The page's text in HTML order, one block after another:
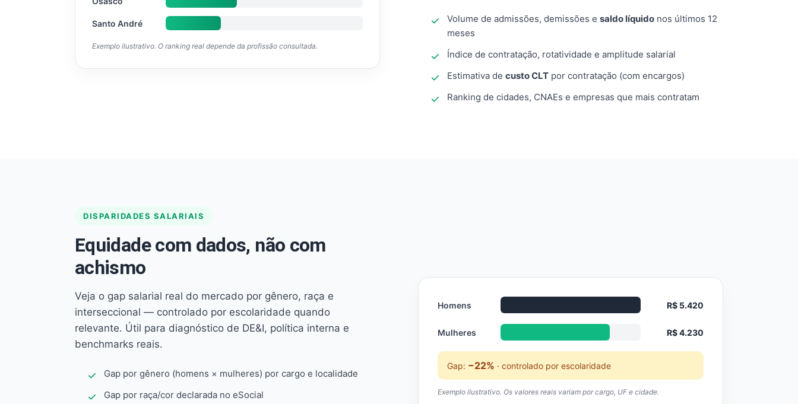
Volume de admissões, demissões e saldo líquido nos últimos 12
meses
Índice de contratação, rotatividade e amplitude salarial
Estimativa de custo CLT por contratação (com encargos)
Ranking de cidades, CNAEs e empresas que mais contratam
Santo André
Exemplo ilustrativo. O ranking real depende da profissão consultada.
DISPARIDADES SALARIAIS
Equidade com dados, não com
achismo
Veja o gap salarial real do mercado por gênero, raça e
interseccional — controlado por escolaridade quando
relevante. Útil para diagnóstico de DE&I, política interna e
benchmarks reais.
Gap por gênero (homens × mulheres) por cargo e localidade
Gap por raça/cor declarada no eSocial
Homens R$ 5.420
Mulheres R$ 4.230
Gap: −22% · controlado por escolaridade
Exemplo ilustrativo. Os valores reais variam por cargo, UF e cidade.